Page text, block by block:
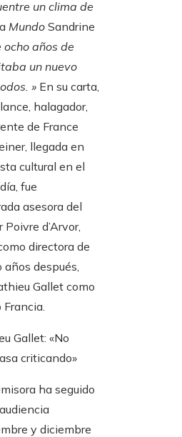
un clima de
Mundo Sandrine
ocho años de
un nuevo
» En su carta,
halagador,
de France
llegada en
cultural en el
fue
asesora del
d’Arvor,
directora de
después,
Gallet como
Gallet: «No
criticando»
​​ha seguido
y diciembre